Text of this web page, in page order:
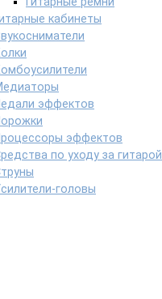
кабинеты
эффектов
эффектов
по уходу за гитарой
головы